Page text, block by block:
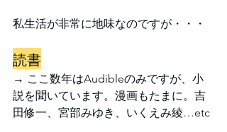
私生活が非常に地味なのですが・・・
読書
→ ここ数年はAudibleのみですが、小
説を聞いています。漫画もたまに。吉
田修一、宮部みゆき、いくえみ綾…etc